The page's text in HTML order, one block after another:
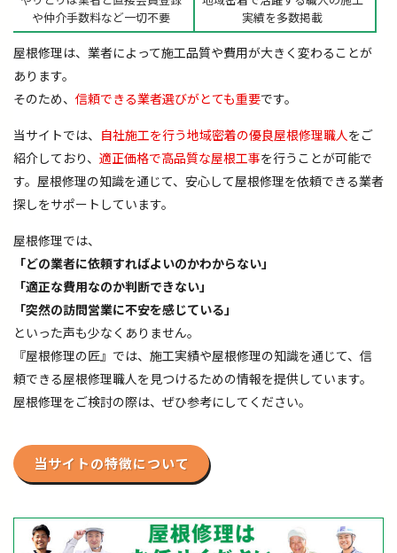
や仲介手数料など一切不要
実績を多数掲載
屋根修理は、業者によって施工品質や費用が大きく変わることが
あります。
そのため、 信頼できる業者選びがとても重要です。
当サイトでは、 自社施工を行う地域密着の優良屋根修理職人 をご
紹介しており、 適正価格で高品質な屋根工事を行うことが可能で
す。屋根修理の知識を通じて、安心して屋根修理を依頼できる業者
探しをサポートしています。
屋根修理では、
「どの業者に依頼すればよいのかわからない」
「適正な費用なのか判断できない」
「突然の訪問営業に不安を感じている」
といった声も少なくありません。
『屋根修理の匠』では、施工実績や屋根修理の知識を通じて、信
頼できる屋根修理職人を見つけるための情報を提供しています。
屋根修理をご検討の際は、ぜひ参考にしてください。
当サイトの特徴について